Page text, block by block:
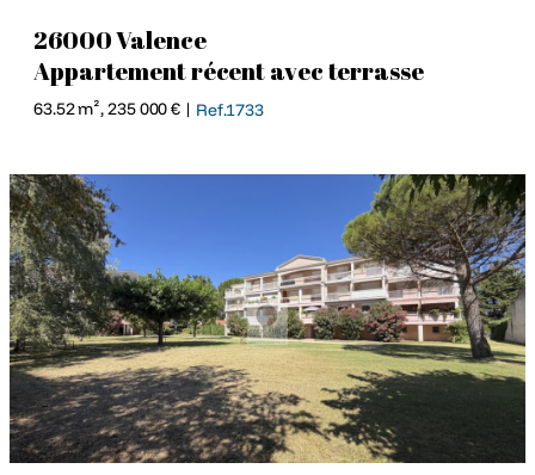
26000 Valence
Appartement récent avec terrasse
63.52 m², 235 000 € | Ref.1733